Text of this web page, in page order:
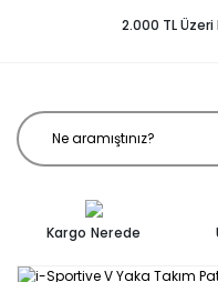
2.000 TL
Kargo Nerede